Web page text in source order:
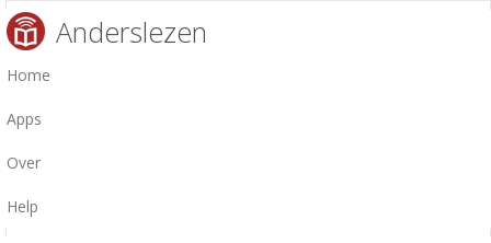
Anderslezen
Home
Apps
Over
Help